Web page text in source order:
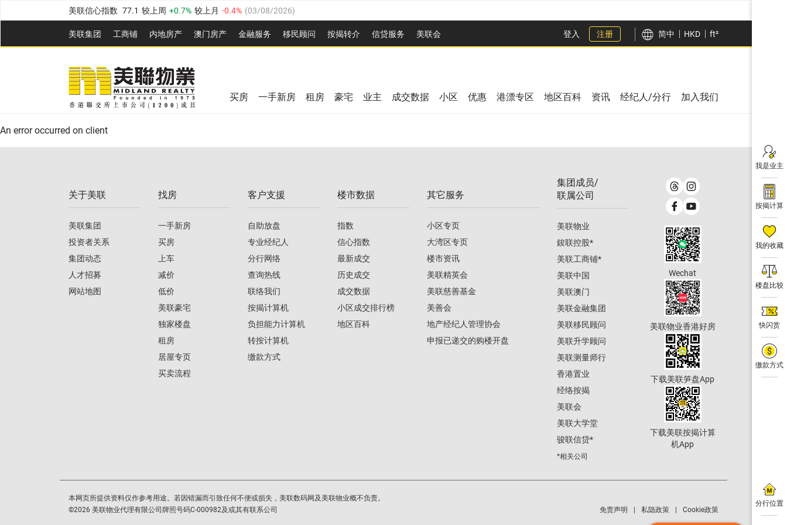
美联信心指数 77.1 较上周 0.7% 较上月 -0.4% (03/08/2026)
全港指数 149.1 较上周 0% 较上月 0.4% ( 03/08/2026
港岛指数 157.4 较上周 -0.3% 较上月 -0.8% (03/08/2026)
九龙指数 156.4 较上周 -0.1% 较上月
新界指数 134.8 较上周 0.1% 较上月 03/08/2026
美联信心指数 77.1 较上周 0.7% 较上月
美联集团 工商铺 内地房产 澳⻔房产 金融服务 移民顾问 按揭转介 信贷服务 美联会
全港指数 149.1 较上周 0% 较上月
美联信心指数 较上周 0.7% 03/08/2026
登入 注册 简中 HKD ft²
我是业主
按揭计算
我的收藏
楼盘比较
快闪赏
缴款方式
分行位置
买房 一手新房 租房 豪宅 业主 成交数据 小区 优惠 港漂专区 地区百科 资讯 经纪人/分行 加入我们
An error occurred on client
关于美联
美联集团
投资者关系
集团动态
人才招募
网站地图
找房
一手新房
买房
上车
减价
低价
美联豪宅
独家楼盘
租房
居屋专页
买卖流程
客户支援
自助放盘
专业经纪人
分行网络
查询热线
联络我们
按揭计算机
负担能力计算机
转按计算机
缴款方式
楼市数据
指数
信心指数
最新成交
历史成交
成交数据
小区成交排行榜
地区百科
其它服务
小区专页
大湾区专页
楼市资讯
美联精英会
美联慈善基金
美善会
地产经纪人管理协会
申报已递交的购楼开盘
集团成员/
联属公司
美联物业
鋑联控股*
美联工商铺*
美联中国
美联澳门
美联金融集团
美联移民顾问
美联升学顾问
美联测量师行
香港置业
经络按揭
美联会
美联大学堂
骏联信贷*
*相关公司
Wechat
美联物业香港好房
下载美联笋盘App
下载美联按揭计算
机App
本网页所提供资料仅作参考用途。若因错漏而引致任何不便或损失，美联数码网及美联物业概不负责。
©2026 美联物业代理有限公司牌照号码C-000982及或其有联系公司 免责声明 私隐政策 Cookie政策